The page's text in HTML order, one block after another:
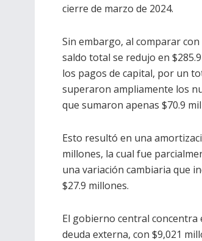
cierre de marzo de 2024.
Sin embargo, al comparar con
saldo total se redujo en
los pagos de capital, por un
superaron ampliamente los
que sumaron apenas $70.9
Esto resultó en una
millones, la cual fue
una variación cambiaria que
$27.9 millones.
El gobierno central concentra
deuda externa, con $9,021